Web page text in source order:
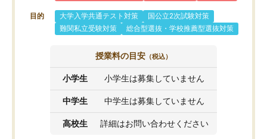
目的 大学入学共通テスト対策
国公立2次試験対策
難関私立受験対策
総合型選抜・学校推薦型選抜対策
授業料の目安 （税込）
小学生 小学生は募集していません
中学生 中学生は募集していません
高校生 詳細はお問い合わせください